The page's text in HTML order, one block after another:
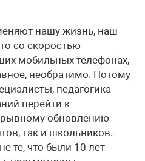
нашу жизнь, наш
со скоростью
мобильных телефонах,
необратимо. Потому
педагогика
перейти к
обновлению
так и школьников.
те, что были 10 лет